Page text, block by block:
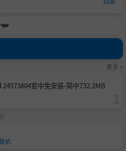
更多 »
24573804官中免安装-简中732.2MB
机